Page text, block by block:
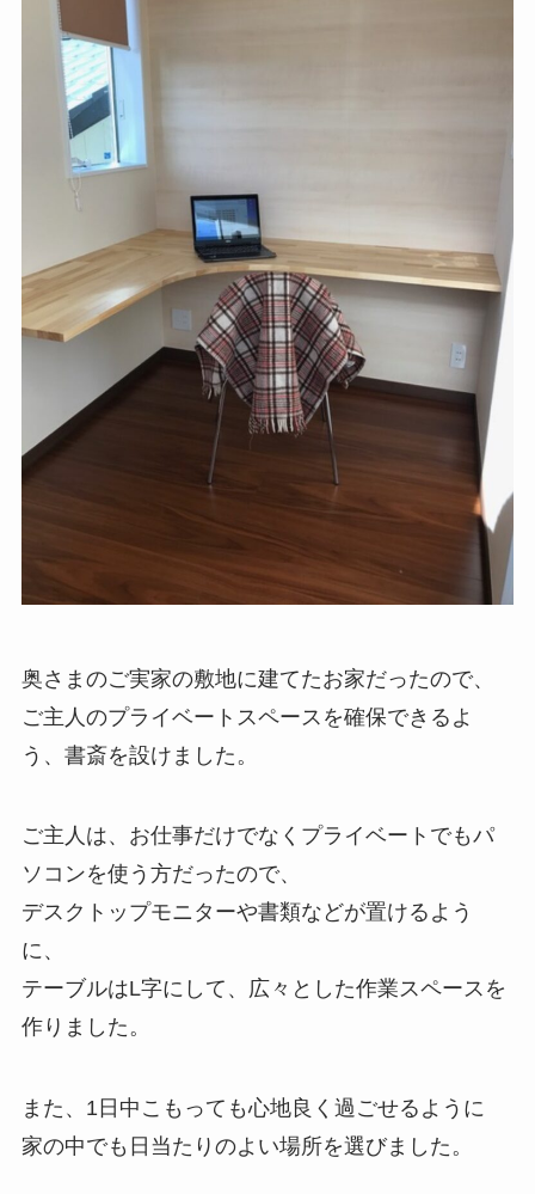
奥さまのご実家の敷地に建てたお家だったので、
ご主人のプライベートスペースを確保できるよ
う、書斎を設けました。
ご主人は、お仕事だけでなくプライベートでもパ
ソコンを使う方だったので、
デスクトップモニターや書類などが置けるよう
に、
テーブルはL字にして、広々とした作業スペースを
作りました。
また、1日中こもっても心地良く過ごせるように
家の中でも日当たりのよい場所を選びました。